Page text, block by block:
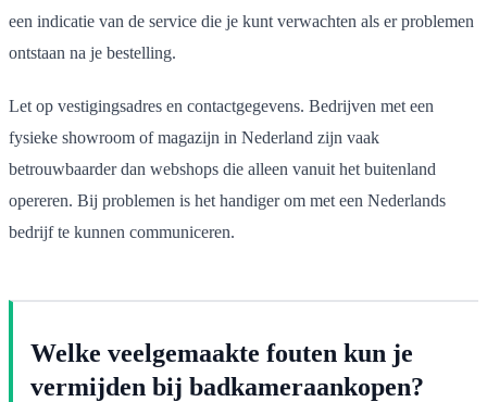
een indicatie van de service die je kunt verwachten als er problemen
ontstaan na je bestelling.
Let op vestigingsadres en contactgegevens. Bedrijven met een
fysieke showroom of magazijn in Nederland zijn vaak
betrouwbaarder dan webshops die alleen vanuit het buitenland
opereren. Bij problemen is het handiger om met een Nederlands
bedrijf te kunnen communiceren.
Welke veelgemaakte fouten kun je
vermijden bij badkameraankopen?